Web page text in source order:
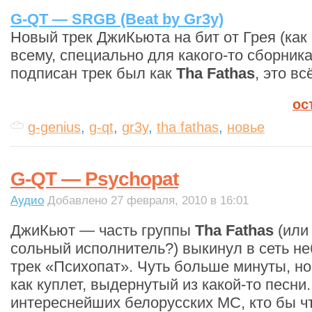
G-QT — SRGB (Beat by Gr3y)
Новый трек ДжиКьюта на бит от Грея (как
всему, специально для какого-то
подписан трек был как Tha Fathas, это
g-genius, g-qt, gr3y, tha fathas, новье
G-QT — Psychopat
Аудио Добавлено 27 февраля, 2010 в 16:01
ДжиКьют — часть группы Tha Fathas
сольный исполнитель?) выкинул в сеть
трек «Психопат». Чуть больше минуты,
как куплет, выдернутый из какой-то
интереснейших белорусских МС, кто бы